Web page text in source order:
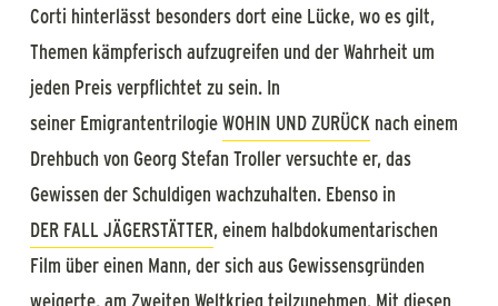
Corti hinterlässt besonders dort eine Lücke, wo es gilt,
Themen kämpferisch aufzugreifen und der Wahrheit um
jeden Preis verpflichtet zu sein. In
seiner EmigrantentrilogieWOHIN UND ZURÜCK nach einem
Drehbuch von Georg Stefan Troller versuchte er, das
Gewissen der Schuldigen wachzuhalten. Ebenso in
DER FALL JÄGERSTÄTTER, einem halbdokumentarischen
Film über einen Mann, der sich aus Gewissensgründen
weigerte, am Zweiten Weltkrieg teilzunehmen. Mit diesen